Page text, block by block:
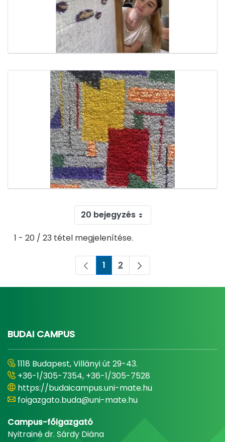
20 bejegyzés
1 - 20 / 23 tétel megjelenítése.
Oldal
1 Oldal
2
BUDAI CAMPUS
1118 Budapest, Villányi út 29-43.
+36-1/305-7354, +36-1/305-7528
https://budaicampus.uni-mate.hu
foigazgato.buda@uni-mate.hu
Campus-főigazgató
Nyitrainé dr. Sárdy Diána